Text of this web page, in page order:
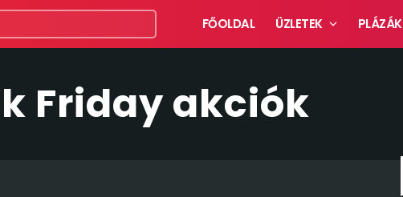
FŐOLDAL ÜZLETEK PLÁZÁK
Friday akciók